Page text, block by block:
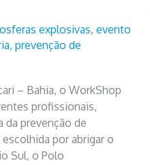
explosivas, evento
, prevenção de
– Bahia, o WorkShop
profissionais,
da prevenção de
por abrigar o
Sul, o Polo